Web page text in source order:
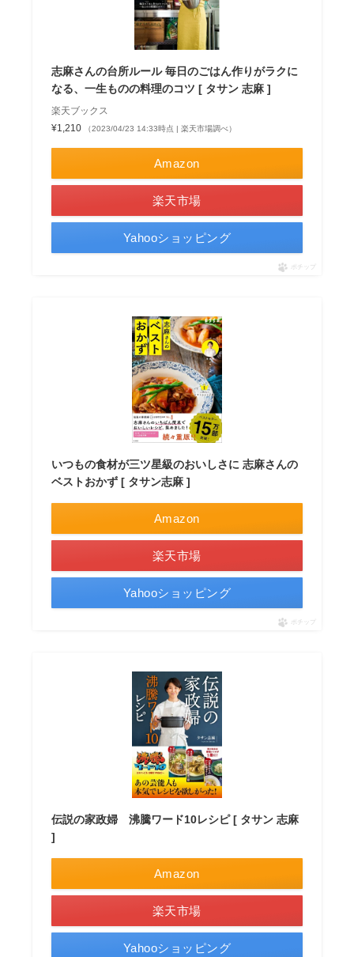
志麻さんの台所ルール 毎日のごはん作りがラクに
なる、一生ものの料理のコツ [ タサン 志麻 ]
楽天ブックス
¥1,210
（2023/04/23 14:33時点 | 楽天市場調べ）
Amazon
楽天市場
Yahooショッピング
ポチップ
いつもの食材が三ツ星級のおいしさに 志麻さんの
ベストおかず [ タサン志麻 ]
Amazon
楽天市場
Yahooショッピング
ポチップ
伝説の家政婦 沸騰ワード10レシピ [ タサン 志麻
]
Amazon
楽天市場
Yahooショッピング